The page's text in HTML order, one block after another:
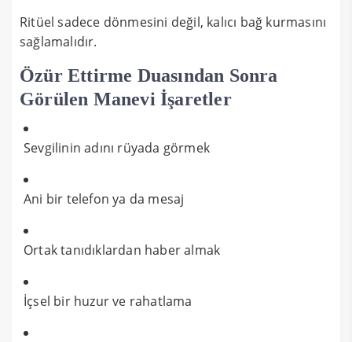
Ritüel sadece dönmesini değil, kalıcı bağ kurmasını
sağlamalıdır.
Özür Ettirme Duasından Sonra
Görülen Manevi İşaretler
Sevgilinin adını rüyada görmek
Ani bir telefon ya da mesaj
Ortak tanıdıklardan haber almak
İçsel bir huzur ve rahatlama